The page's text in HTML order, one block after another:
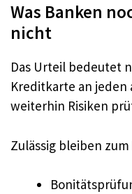
Was Banken
nicht
Das Urteil bedeutet
Kreditkarte an jeden
weiterhin Risiken
Zulässig bleiben